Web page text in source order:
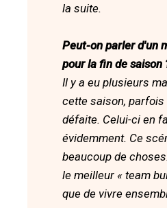
la suite.
Peut-on parler d'un
pour la fin de saison
Il y a eu plusieurs
cette saison, parfois
défaite. Celui-ci en
évidemment. Ce
beaucoup de
le meilleur « team
que de vivre